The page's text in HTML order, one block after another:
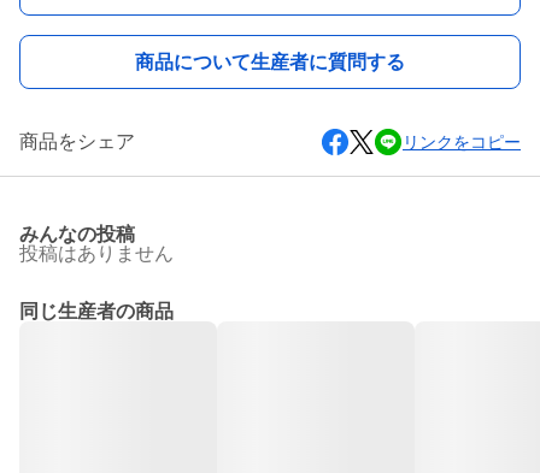
商品について生産者に質問する
商品をシェア リンクをコピー
みんなの投稿
投稿はありません
同じ生産者の商品